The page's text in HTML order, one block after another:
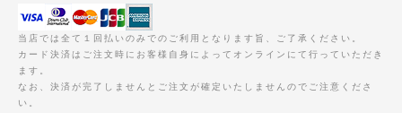
当店では全て１回払いのみでのご利用となります旨、ご了承ください。
カード決済はご注文時にお客様自身によってオンラインにて行っていただき
ます。
なお、決済が完了しませんとご注文が確定いたしませんのでご注意くださ
い。